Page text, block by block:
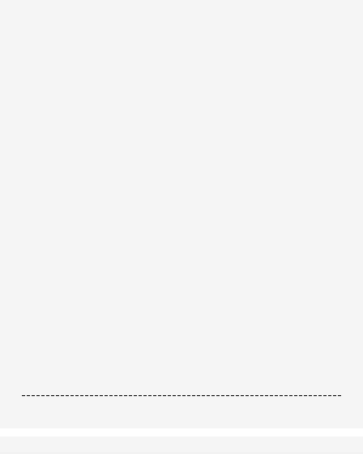
------------------------------------------------------------------